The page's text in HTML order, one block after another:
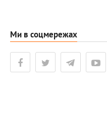
Ми в соцмережах